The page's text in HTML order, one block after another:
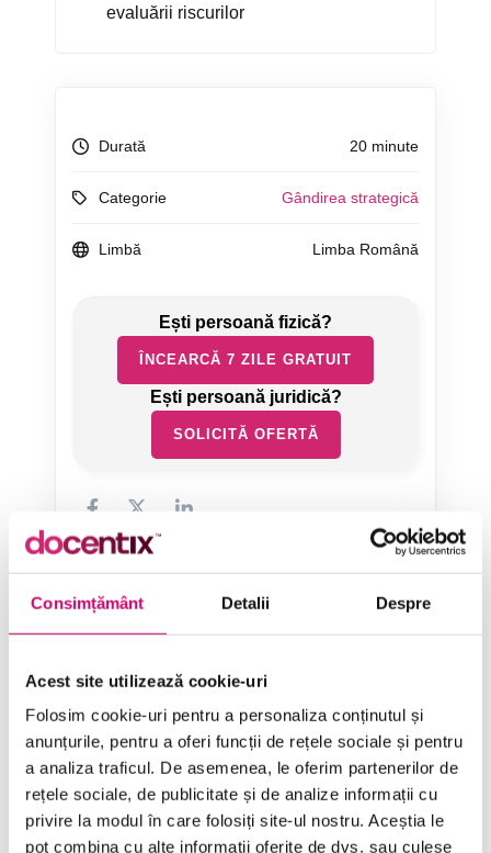
Consimțământ Detalii Despre
Acest site utilizează cookie-uri
Folosim cookie-uri pentru a personaliza conținutul și
anunțurile, pentru a oferi funcții de rețele sociale și pentru
a analiza traficul. De asemenea, le oferim partenerilor de
rețele sociale, de publicitate și de analize informații cu
privire la modul în care folosiți site-ul nostru. Aceștia le
pot combina cu alte informații oferite de dvs. sau culese
evaluării riscurilor
Durată 20 minute
Categorie Gândirea strategică
Limbă Limba Română
ÎNCEARCĂ 7 ZILE GRATUIT
SOLICITĂ OFERTĂ
Categorii de Cursuri
Comunicare
Dezvoltare personală și profesională
Finanțe
Limba Engleză